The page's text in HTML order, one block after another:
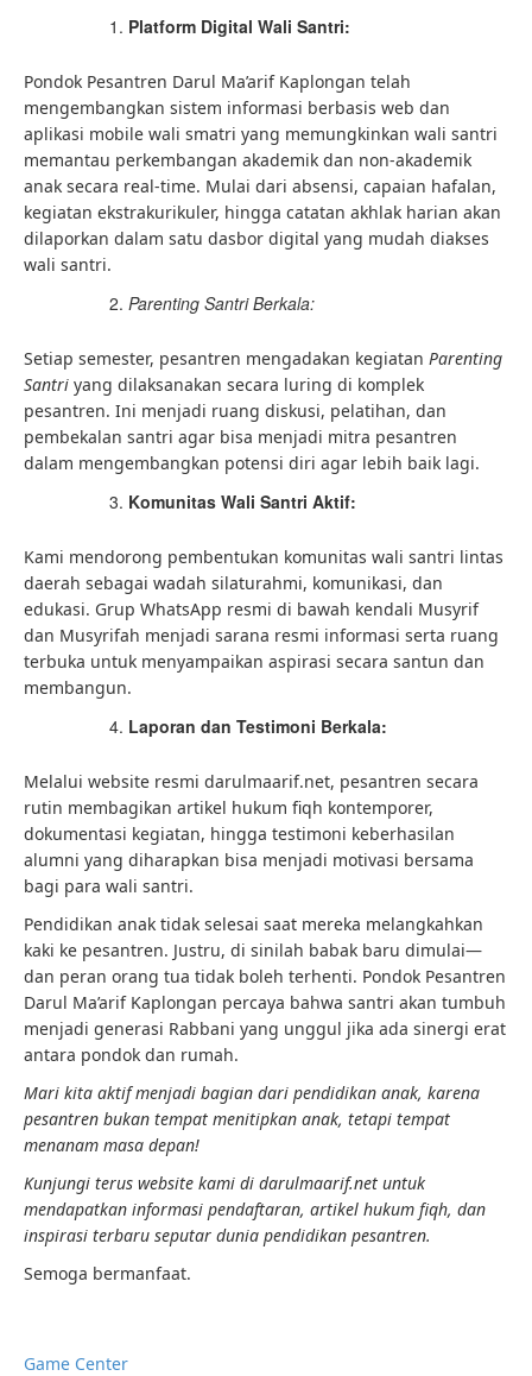
Platform Digital Wali Santri:
Pondok Pesantren Darul Ma’arif Kaplongan telah
mengembangkan sistem informasi berbasis web dan
aplikasi mobile wali smatri yang memungkinkan wali santri
memantau perkembangan akademik dan non-akademik
anak secara real-time. Mulai dari absensi, capaian hafalan,
kegiatan ekstrakurikuler, hingga catatan akhlak harian akan
dilaporkan dalam satu dasbor digital yang mudah diakses
wali santri.
Parenting Santri Berkala:
Setiap semester, pesantren mengadakan kegiatan Parenting
Santri yang dilaksanakan secara luring di komplek
pesantren. Ini menjadi ruang diskusi, pelatihan, dan
pembekalan santri agar bisa menjadi mitra pesantren
dalam mengembangkan potensi diri agar lebih baik lagi.
Komunitas Wali Santri Aktif:
Kami mendorong pembentukan komunitas wali santri lintas
daerah sebagai wadah silaturahmi, komunikasi, dan
edukasi. Grup WhatsApp resmi di bawah kendali Musyrif
dan Musyrifah menjadi sarana resmi informasi serta ruang
terbuka untuk menyampaikan aspirasi secara santun dan
membangun.
Laporan dan Testimoni Berkala:
Melalui website resmi darulmaarif.net, pesantren secara
rutin membagikan artikel hukum fiqh kontemporer,
dokumentasi kegiatan, hingga testimoni keberhasilan
alumni yang diharapkan bisa menjadi motivasi bersama
bagi para wali santri.
Pendidikan anak tidak selesai saat mereka melangkahkan
kaki ke pesantren. Justru, di sinilah babak baru dimulai—
dan peran orang tua tidak boleh terhenti. Pondok Pesantren
Darul Ma’arif Kaplongan percaya bahwa santri akan tumbuh
menjadi generasi Rabbani yang unggul jika ada sinergi erat
antara pondok dan rumah.
Mari kita aktif menjadi bagian dari pendidikan anak, karena
pesantren bukan tempat menitipkan anak, tetapi tempat
menanam masa depan!
Kunjungi terus website kami di darulmaarif.net untuk
mendapatkan informasi pendaftaran, artikel hukum fiqh, dan
inspirasi terbaru seputar dunia pendidikan pesantren.
Semoga bermanfaat.
Game Center